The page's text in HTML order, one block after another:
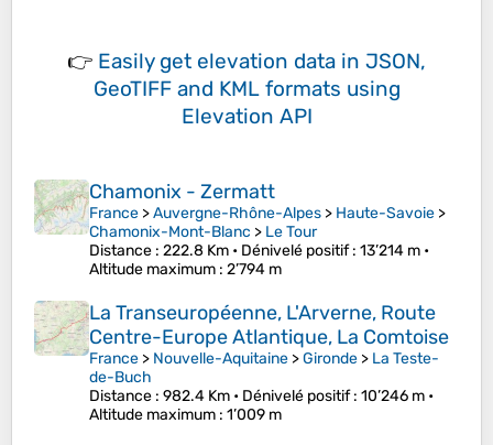
👉 Easily get elevation data in JSON,
GeoTIFF and KML formats using
Elevation API
Chamonix - Zermatt
France >Auvergne-Rhône-Alpes > Haute-Savoie >
Chamonix-Mont-Blanc > Le Tour
Distance : 222.8 Km • Dénivelé positif: 13’214 m •
Altitude maximum : 2’794 m
La Transeuropéenne, L'Arverne, Route
Centre-Europe Atlantique, La Comtoise
France > Nouvelle-Aquitaine >Gironde > La Teste-
de-Buch
Distance : 982.4 Km • Dénivelé positif: 10’246 m •
Altitude maximum : 1’009 m